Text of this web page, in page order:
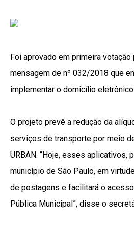
Foi aprovado em primeira
mensagem de nº 032/2018 que
implementar o domicílio
O projeto prevê a redução da
serviços de transporte por meio
URBAN. “Hoje, esses aplicativos,
município de São Paulo, em
de postagens e facilitará o
Pública Municipal”, disse o